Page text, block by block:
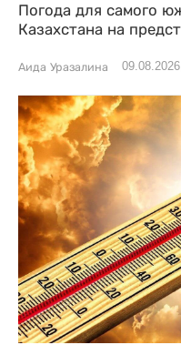
Погода для самого
Казахстана на
Аида Уразалина